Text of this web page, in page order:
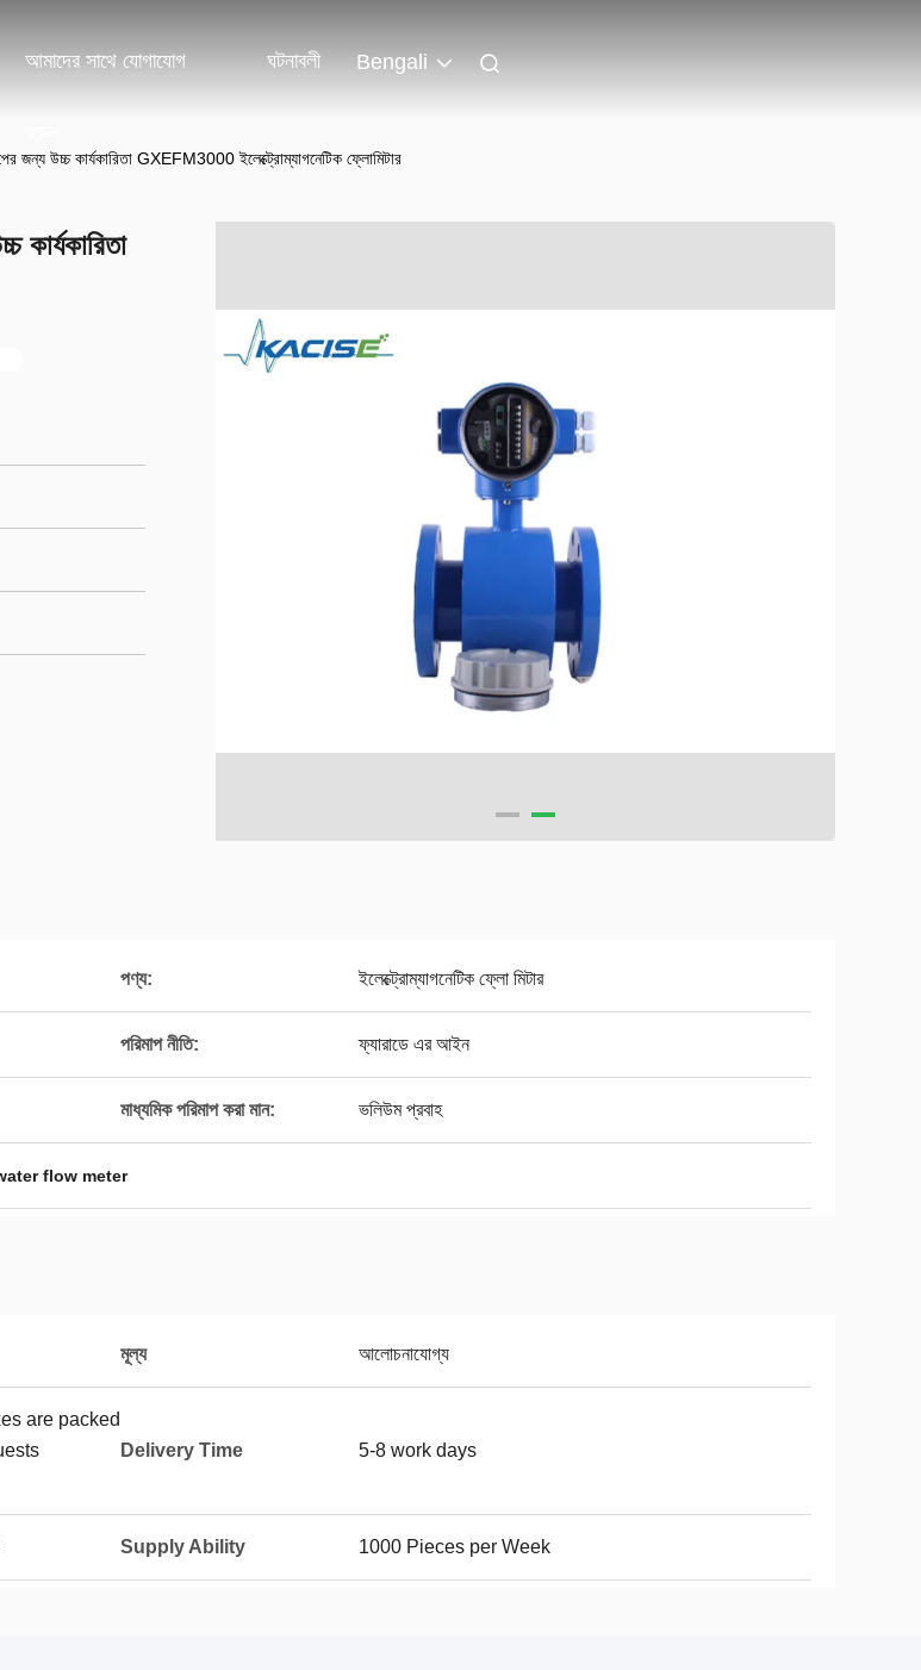
আমাদের সাথে যোগাযোগ ঘটনাবলী Bengali
জন্য উচ্চ কার্যকারিতা GXEFM3000 ইলেক্ট্রোম্যাগনেটিক ফ্লোমিটার
কার্যকারিতা
পণ্য: ইলেক্ট্রোম্যাগনেটিক ফ্লো মিটার
পরিমাপ নীতি: ফ্যারাডে এর আইন
মাধ্যমিক পরিমাপ করা মান: ভলিউম প্রবাহ
flow meter
মূল্য আলোচনাযোগ্য
are packed
Delivery Time 5-8 work days
Supply Ability 1000 Pieces per Week